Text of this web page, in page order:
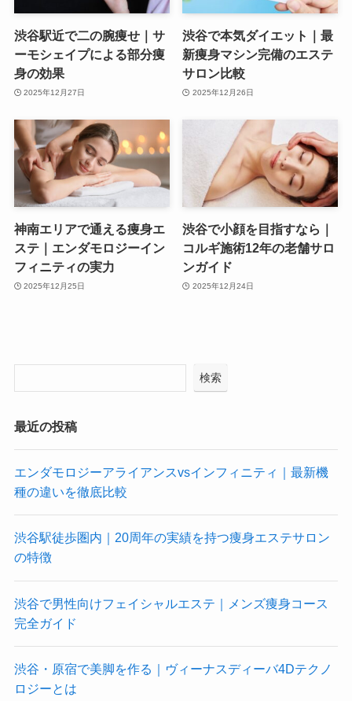
渋谷駅近で二の腕痩せ｜サ
ーモシェイプによる部分痩
身の効果
2025年12月27日
渋谷で本気ダイエット｜最
新痩身マシン完備のエステ
サロン比較
2025年12月26日
神南エリアで通える痩身エ
ステ｜エンダモロジーイン
フィニティの実力
2025年12月25日
渋谷で小顔を目指すなら｜
コルギ施術12年の老舗サロ
ンガイド
2025年12月24日
検索
最近の投稿
エンダモロジーアライアンスvsインフィニティ｜最新機
種の違いを徹底比較
渋谷駅徒歩圏内｜20周年の実績を持つ痩身エステサロン
の特徴
渋谷で男性向けフェイシャルエステ｜メンズ痩身コース
完全ガイド
渋谷・原宿で美脚を作る｜ヴィーナスディーバ4Dテクノ
ロジーとは